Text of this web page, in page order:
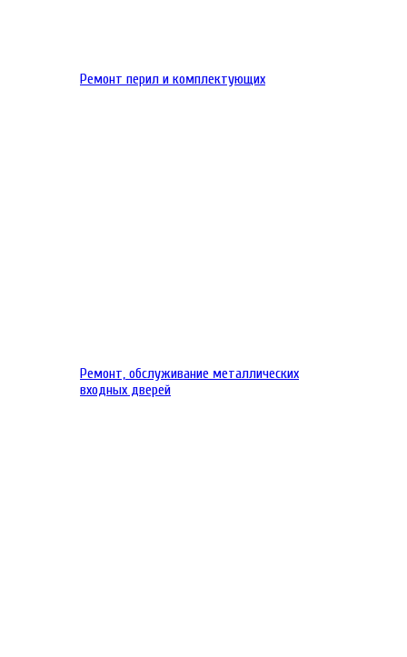
Ремонт перил и комплектующих
Ремонт, обслуживание металлических
входных дверей